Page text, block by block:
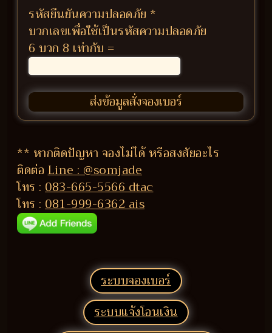
รหัสยืนยันความปลอดภัย *
บวกเลขเพื่อใช้เป็นรหัสความปลอดภัย
6 บวก 8 เท่ากับ =
** หากติดปัญหา จองไม่ได้ หรือสงสัยอะไร
ติดต่อLine : @somjade
โทร : 083-665-5566 dtac
โทร : 081-999-6362 ais
ระบบจองเบอร์
ระบบแจ้งโอนเงิน